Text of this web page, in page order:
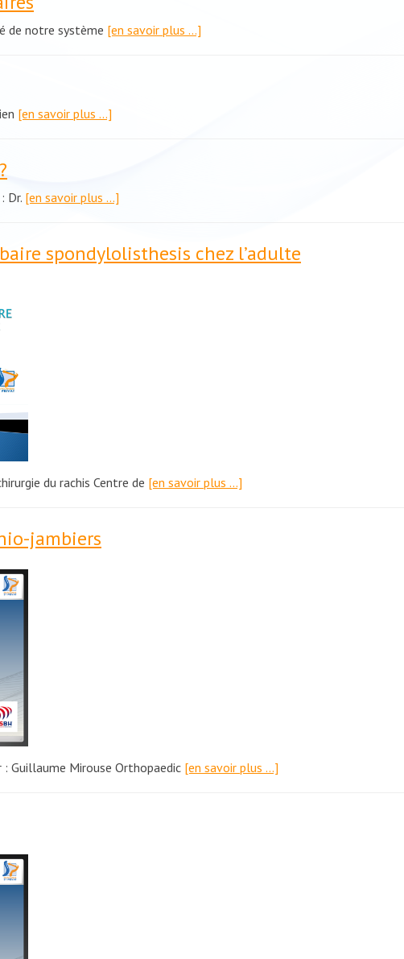
de notre système [en savoir plus …]
[en savoir plus …]
Dr. [en savoir plus …]
spondylolisthesis chez l’adulte
du rachis Centre de [en savoir plus …]
jambiers
: Guillaume Mirouse Orthopaedic [en savoir plus …]